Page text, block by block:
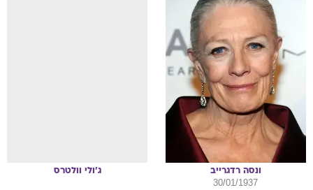
ונסה רדגרייב
30/01/1937
ג'ולי וולטרס